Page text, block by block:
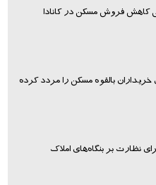
کاهش فروش مسکن در کانادا
بالقوه مسکن را مردد کرده
نظارت بر بنگاه‌های املاک